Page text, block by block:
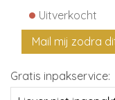
• Uitverkocht
Gratis inpakservice: